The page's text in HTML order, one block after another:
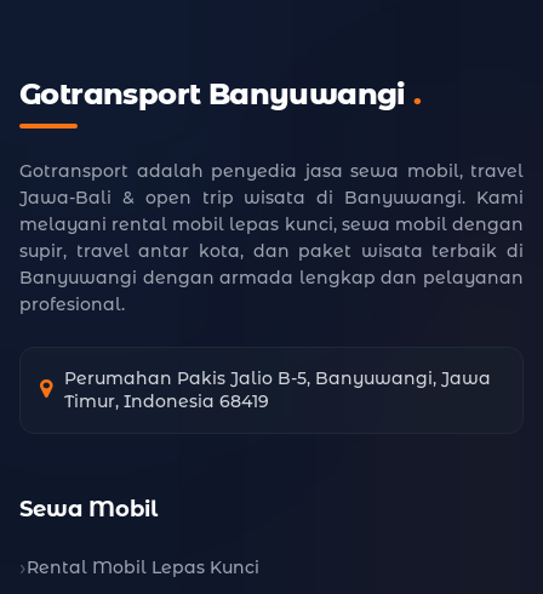
Gotransport Banyuwangi.
Gotransport adalah penyedia jasa sewa mobil, travel
Jawa-Bali & open trip wisata di Banyuwangi. Kami
melayani rental mobil lepas kunci, sewa mobil dengan
supir, travel antar kota, dan paket wisata terbaik di
Banyuwangi dengan armada lengkap dan pelayanan
profesional.
Perumahan Pakis Jalio B-5, Banyuwangi, Jawa
Timur, Indonesia 68419
Sewa Mobil
Rental Mobil Lepas Kunci